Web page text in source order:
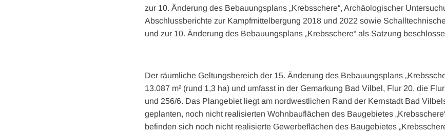
zur 10. Änderung des Bebauungsplans „Krebsschere“, Archäologischer
Abschlussberichte zur Kampfmittelbergung 2018 und 2022 sowie
und zur 10. Änderung des Bebauungsplans „Krebsschere“ als Satzung
Der räumliche Geltungsbereich der 15. Änderung des Bebauungsplans
13.087 m² (rund 1,3 ha) und umfasst in der Gemarkung Bad Vilbel, Flur 20, die
und 256/6. Das Plangebiet liegt am nordwestlichen Rand der Kernstadt Bad
geplanten, noch nicht realisierten Wohnbauflächen des Baugebietes
befinden sich noch nicht realisierte Gewerbeflächen des Baugebietes